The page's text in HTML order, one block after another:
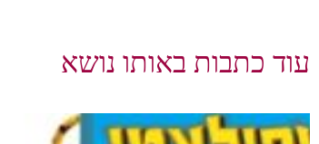
עוד כתבות באותו נושא